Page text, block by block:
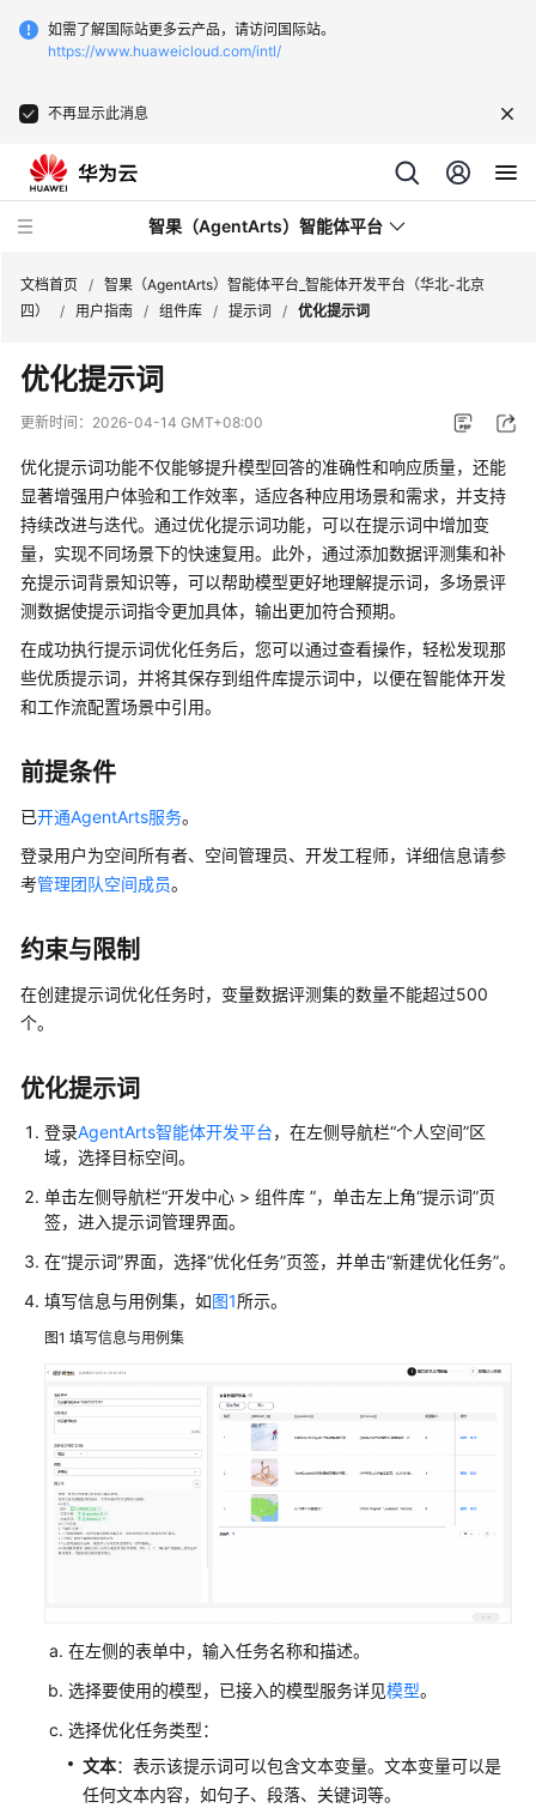
如需了解国际站更多云产品，请访问国际站。
https://www.huaweicloud.com/intl/
不再显示此消息
智果（AgentArts）智能体平台
最
新
动
产
品
介
绍
始
使
用
计
费
说
用
指
型
南
AgentArts
使
流
程
发
单
能
应
用
工
流
应
文档首页 / 智果（AgentArts）智能体平台_智能体开发平台（华北-北京
四）
/ 用户指南 / 组件库 / 提示词 / 优化提示词
优化提示词
更新时间： 2026-04-14 GMT+08:00
优化提示词功能不仅能够提升模型回答的准确性和响应质量，还能
显著增强用户体验和工作效率，适应各种应用场景和需求，并支持
持续改进与迭代。通过优化提示词功能，可以在提示词中增加变
量，实现不同场景下的快速复用。此外，通过添加数据评测集和补
充提示词背景知识等，可以帮助模型更好地理解提示词，多场景评
测数据使提示词指令更加具体，输出更加符合预期。
在成功执行提示词优化任务后，您可以通过查看操作，轻松发现那
些优质提示词，并将其保存到组件库提示词中，以便在智能体开发
和工作流配置场景中引用。
前提条件
已开通AgentArts服务。
登录用户为空间所有者、空间管理员、开发工程师，详细信息请参
考管理团队空间成员。
约束与限制
在创建提示词优化任务时，变量数据评测集的数量不能超过500
个。
优化提示词
登录AgentArts智能体开发平台，在左侧导航栏“个人空间”区
域，选择目标空间。
单击左侧导航栏“开发中心 > 组件库 ”，单击左上角“提示词”页
签，进入提示词管理界面。
在“提示词”界面，选择“优化任务”页签，并单击“新建优化任务”。
填写信息与用例集，如图1所示。
图1 填写信息与用例集
在左侧的表单中，输入任务名称和描述。
选择要使用的模型，已接入的模型服务详见模型。
选择优化任务类型：
文本：表示该提示词可以包含文本变量。文本变量可以是
任何文本内容，如句子、段落、关键词等。